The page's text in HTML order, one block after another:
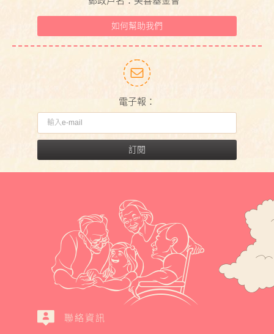
如何幫助我們
電子報：
訂閱
聯絡資訊